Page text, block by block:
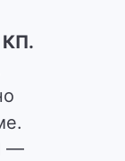
КП.
—